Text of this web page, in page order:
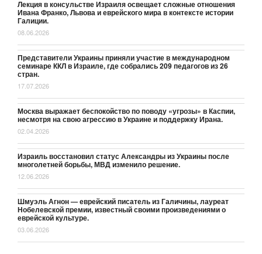
Лекция в консульстве Израиля освещает сложные отношения
Ивана Франко, Львова и еврейского мира в контексте истории
Галиции.
08.06.2026
Представители Украины приняли участие в международном
семинаре ККЛ в Израиле, где собрались 209 педагогов из 26
стран.
17.07.2026
Москва выражает беспокойство по поводу «угрозы» в Каспии,
несмотря на свою агрессию в Украине и поддержку Ирана.
02.04.2026
Израиль восстановил статус Александры из Украины после
многолетней борьбы, МВД изменило решение.
12.06.2026
Шмуэль Агнон — еврейский писатель из Галичины, лауреат
Нобелевской премии, известный своими произведениями о
еврейской культуре.
03.06.2026